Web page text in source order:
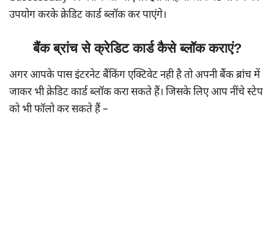
उपयोग करके क्रेडिट कार्ड ब्लॉक कर पाएंगे।
बैंक ब्रांच से क्रेडिट कार्ड कैसे ब्लॉक कराएं?
अगर आपके पास इंटरनेट बैंकिंग एक्टिवेट नही है तो अपनी बैंक ब्रांच में
जाकर भी क्रेडिट कार्ड ब्लॉक करा सकते हैं। जिसके लिए आप नींचे स्टेप
को भी फॉलो कर सकते हैं –